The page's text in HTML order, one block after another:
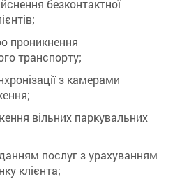
безконтактної
проникнення
транспорту;
з камерами
вільних паркувальних
послуг з урахуванням
клієнта;